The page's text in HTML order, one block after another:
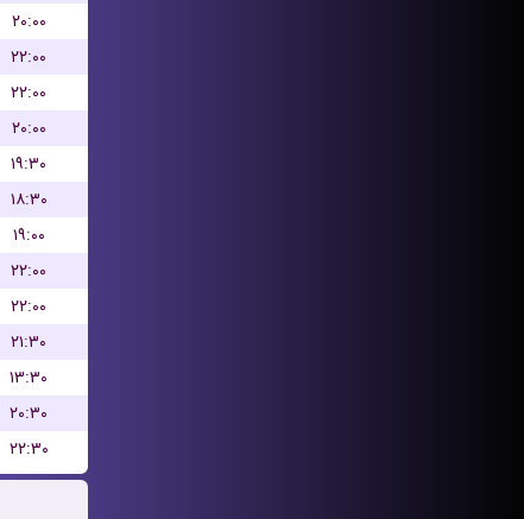
۲۰:۰۰
۲۲:۰۰
۲۲:۰۰
۲۰:۰۰
۱۹:۳۰
۱۸:۳۰
۱۹:۰۰
۲۲:۰۰
۲۲:۰۰
۲۱:۳۰
۱۳:۳۰
۲۰:۳۰
۲۲:۳۰